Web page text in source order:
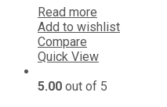
Read more
Add to wishlist
Compare
Quick View
5.00 out of 5